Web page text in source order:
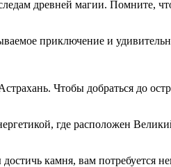
древней магии. Помните,
приключение и
Чтобы добраться до
где расположен
камня, вам потребуется